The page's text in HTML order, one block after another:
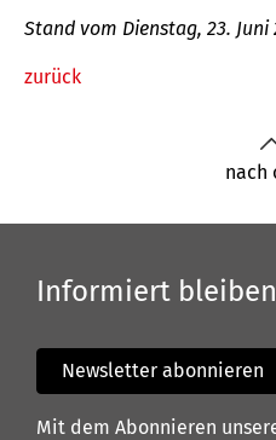
Stand vom Dienstag, 23. Juni
zurück
nach
Informiert bleiben
Newsletter abonnieren
Mit dem Abonnieren